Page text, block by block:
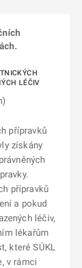
LÉČIV
přípravků
získány
přípravků
a pokud
léčiv,
lékařům
které SÚKL
v rámci